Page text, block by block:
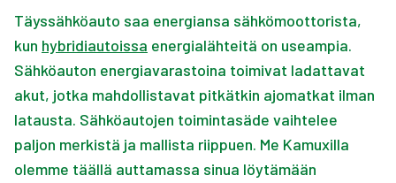
Täyssähköauto saa energiansa sähkömoottorista,
kun hybridiautoissa energialähteitä on useampia.
Sähköauton energiavarastoina toimivat ladattavat
akut, jotka mahdollistavat pitkätkin ajomatkat ilman
latausta. Sähköautojen toimintasäde vaihtelee
paljon merkistä ja mallista riippuen. Me Kamuxilla
olemme täällä auttamassa sinua löytämään